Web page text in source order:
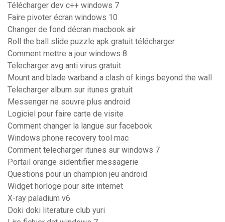
Télécharger dev c++ windows 7
Faire pivoter écran windows 10
Changer de fond décran macbook air
Roll the ball slide puzzle apk gratuit télécharger
Comment mettre a jour windows 8
Telecharger avg anti virus gratuit
Mount and blade warband a clash of kings beyond the wall
Telecharger album sur itunes gratuit
Messenger ne souvre plus android
Logiciel pour faire carte de visite
Comment changer la langue sur facebook
Windows phone recovery tool mac
Comment telecharger itunes sur windows 7
Portail orange sidentifier messagerie
Questions pour un champion jeu android
Widget horloge pour site internet
X-ray paladium v6
Doki doki literature club yuri